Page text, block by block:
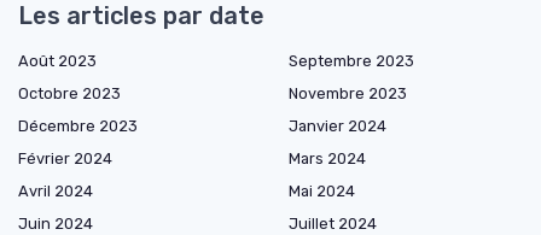
Les articles par date
Août 2023
Septembre 2023
Octobre 2023
Novembre 2023
Décembre 2023
Janvier 2024
Février 2024
Mars 2024
Avril 2024
Mai 2024
Juin 2024
Juillet 2024